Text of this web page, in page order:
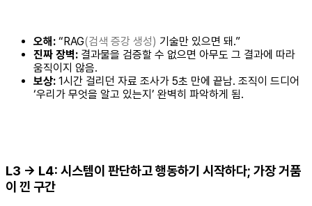
오해: “RAG(검색 증강 생성) 기술만 있으면 돼.”
진짜 장벽: 결과물을 검증할 수 없으면 아무도 그 결과에 따라
움직이지 않음.
보상: 1시간 걸리던 자료 조사가 5초 만에 끝남. 조직이 드디어
‘우리가 무엇을 알고 있는지’ 완벽히 파악하게 됨.
L3 → L4: 시스템이 판단하고 행동하기 시작하다; 가장 거품
이 낀 구간